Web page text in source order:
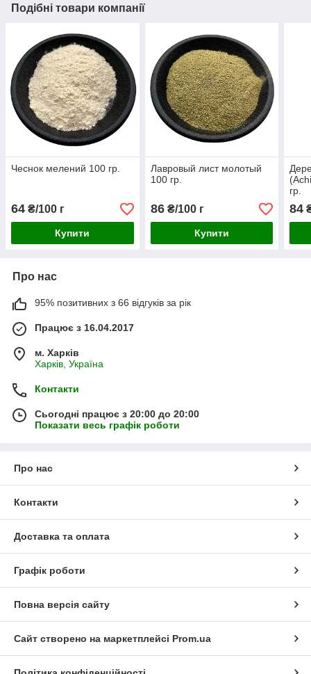
Подібні товари компанії
Чеснок мелений 100 гр.
64 ₴/100 г
Купити
Лавровый лист молотый
100 гр.
86₴/100 г
Купити
гр.
84
Про нас
95% позитивних з 66 відгуків за рік
Працює з 16.04.2017
м. Харків
Харків, Україна
Контакти
Сьогодні працює з 20:00 до 20:00
Показати весь графік роботи
Про нас
Контакти
Доставка та оплата
Графік роботи
Повна версія сайту
Сайт створено на маркетплейсі Prom.ua